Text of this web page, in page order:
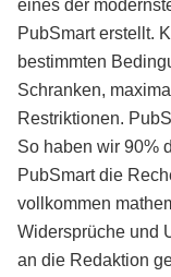
eines der
PubSmart erstellt.
bestimmten
Schranken,
Restriktionen.
So haben wir 90%
PubSmart die
vollkommen
Widersprüche und
an die Redaktion